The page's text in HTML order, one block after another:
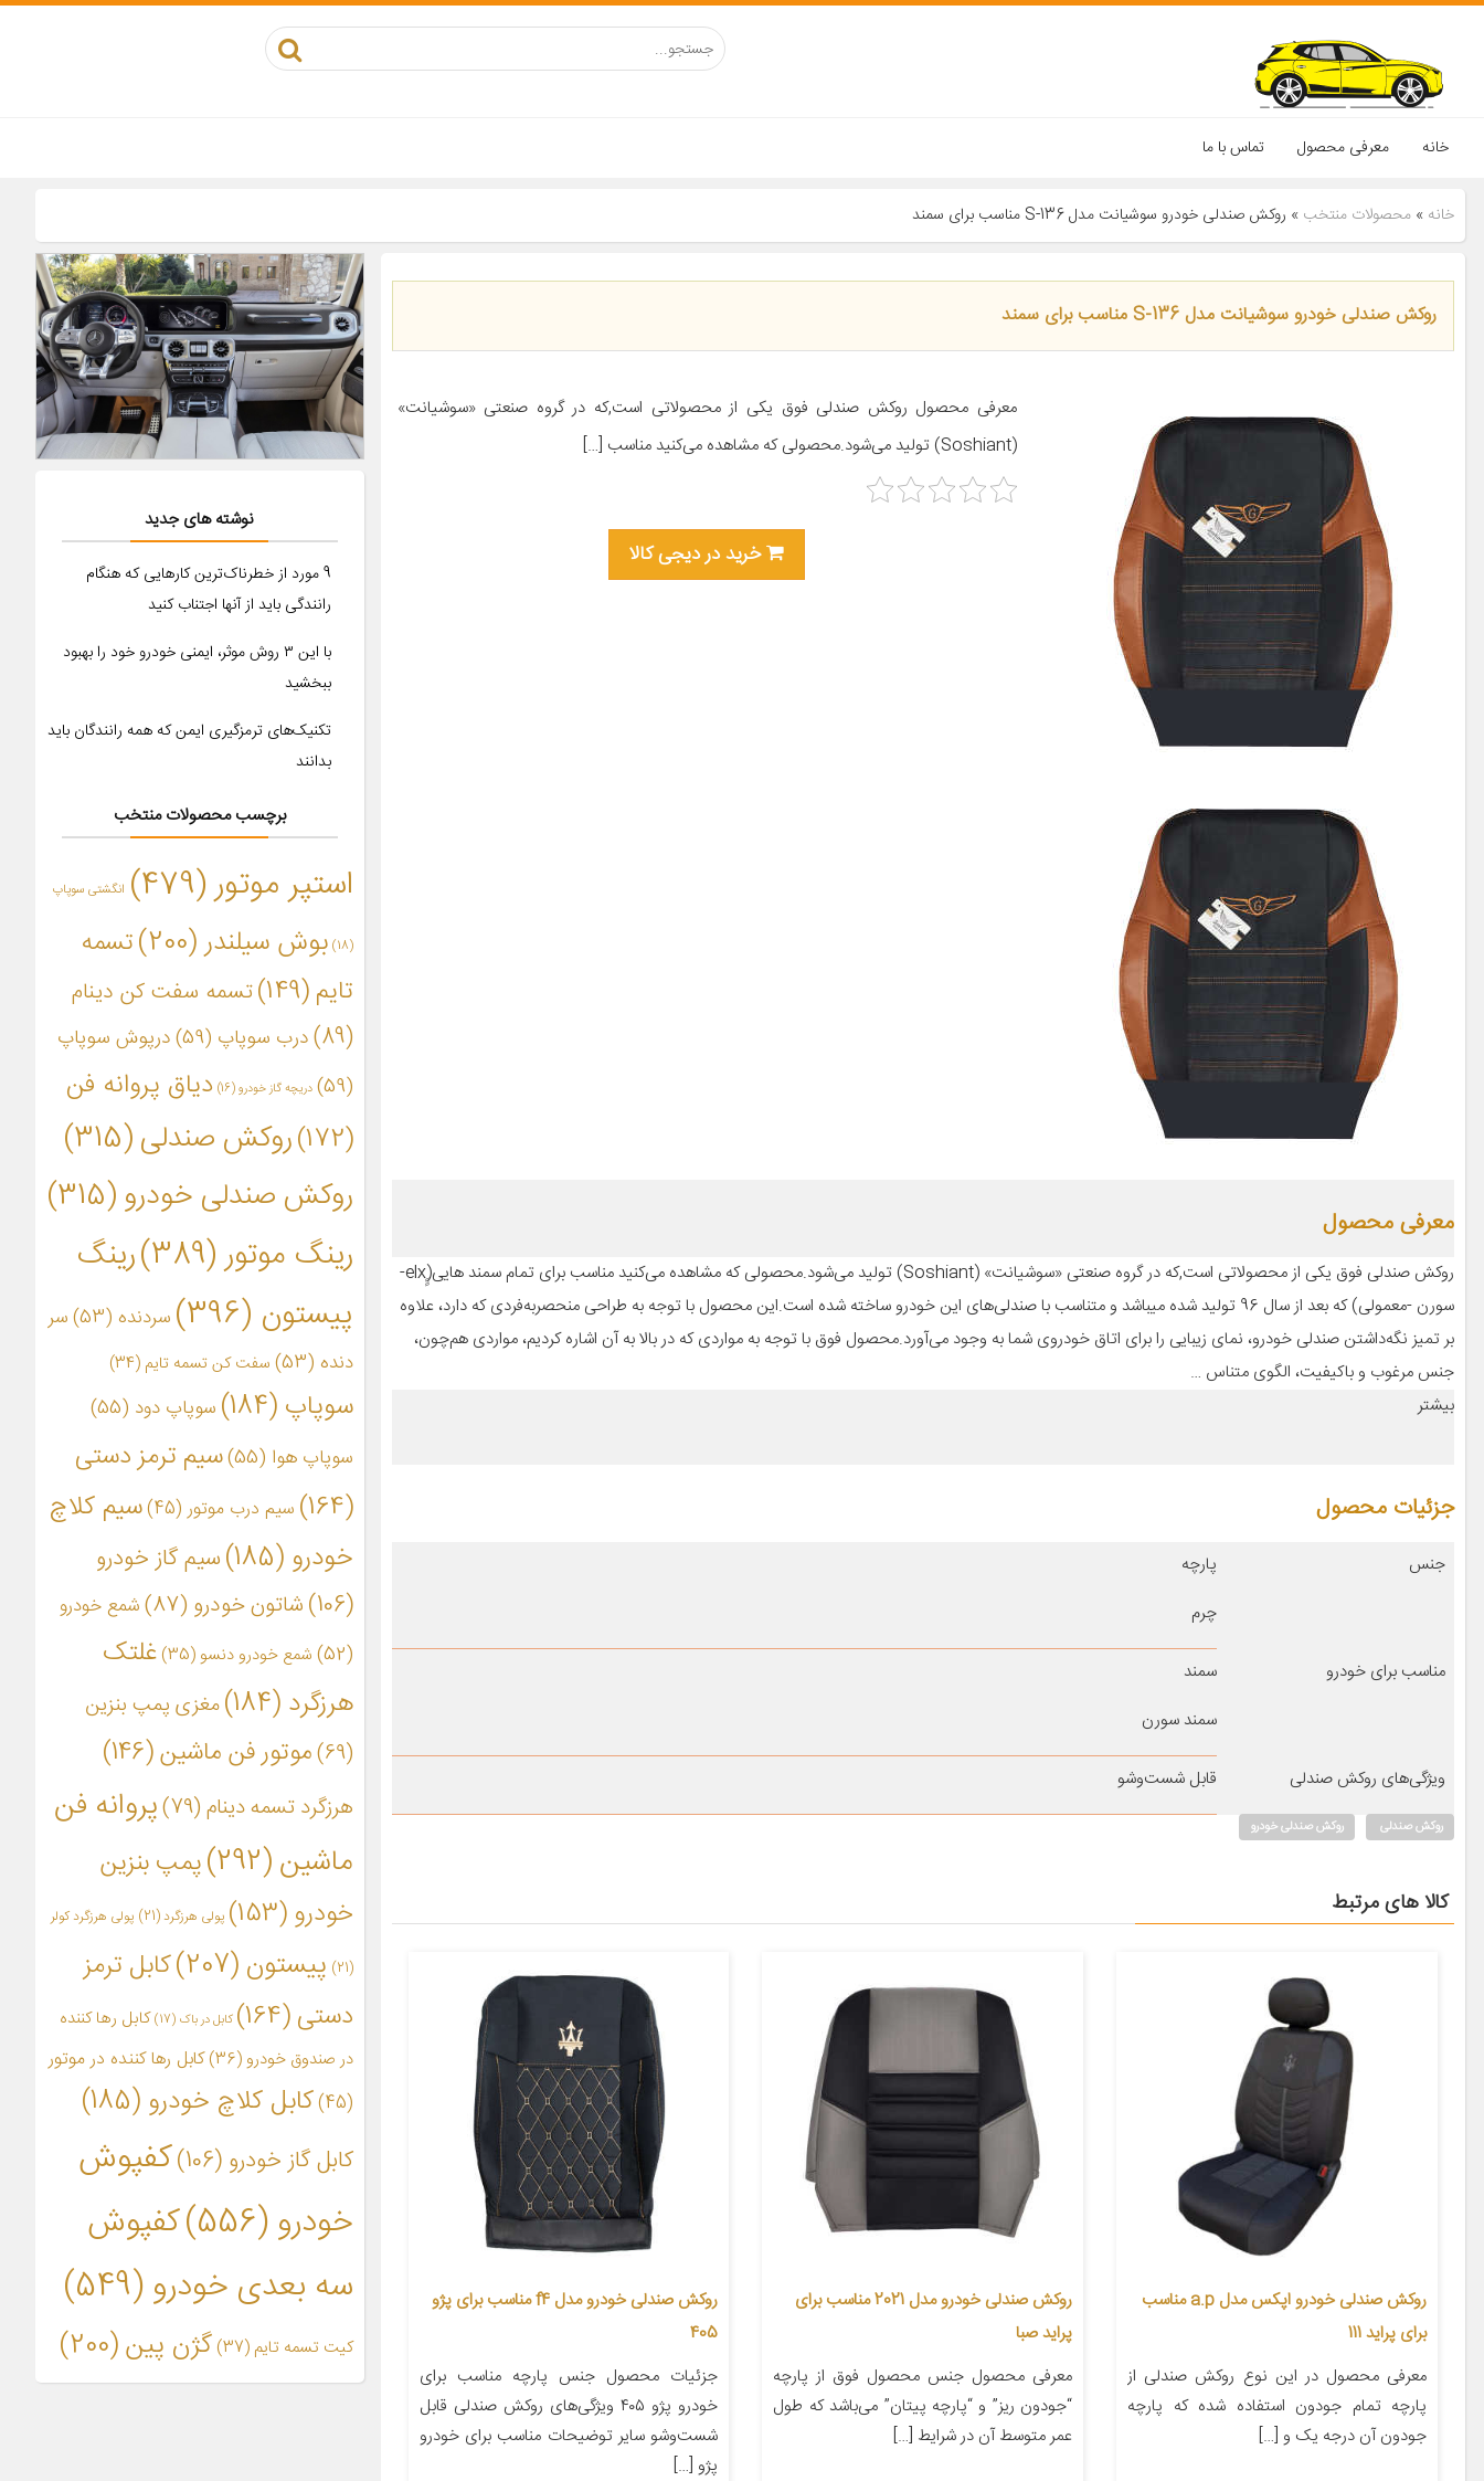
خانه معرفی محصول تماس با ما
خانه » محصولات منتخب » روکش صندلی خودرو سوشیانت مدل S-136 مناسب برای سمند
روکش صندلی خودرو سوشیانت مدل S-136 مناسب برای سمند
معرفی محصول روکش صندلی فوق یکی از محصولاتی است,که در گروه صنعتی «سوشیانت»
(Soshiant) تولید می‌شود.محصولی که مشاهده می‌کنید مناسب […]
خرید در دیجی کالا
معرفی محصول
روکش صندلی فوق یکی از محصولاتی است,که در گروه صنعتی «سوشیانت» (Soshiant) تولید می‌شود.محصولی که مشاهده می‌کنید مناسب برای تمام سمند هایی(ٍٍelx-
سورن -معمولی) که بعد از سال 96 تولید شده میباشد و متناسب با صندلی‌های این خودرو ساخته شده است.این محصول با توجه به طراحی منحصربه‌فردی که دارد، علاوه
بر تمیز نگه‌داشتن صندلی خودرو، نمای زیبایی را برای اتاق خودروی شما به وجود می‌آورد.محصول فوق با توجه به مواردی که در بالا به آن اشاره کردیم، مواردی هم‌چون،
جنس مرغوب و باکیفیت، الگوی متناس …
بیشتر
جزئیات محصول
جنس
پارچه
چرم
مناسب برای خودرو
سمند
سمند سورن
ویژگی‌های روکش صندلی قابل شست‌وشو
روکش صندلی روکش صندلی خودرو
کالا های مرتبط
روکش صندلی خودرو اپکس مدل a.p مناسب
برای پراید 111
معرفی محصول در این نوع روکش صندلی از
پارچه تمام جودون استفاده شده که پارچه
جودون آن درجه یک و […]
روکش صندلی خودرو مدل 2021 مناسب برای
پراید صبا
معرفی محصول جنس محصول فوق از پارچه
“جودون ریز” و “پارچه پیتان” می‌باشد که طول
عمر متوسط آن در شرایط […]
روکش صندلی خودرو مدل f4 مناسب برای پژو
405
جزئیات محصول جنس پارچه مناسب برای
خودرو پژو ۴۰۵ ویژگی‌های روکش صندلی قابل
شست‌وشو سایر توضیحات مناسب برای خودرو
پژو […]
نوشته های جدید
9 مورد از خطرناک‌ترین کارهایی که هنگام
رانندگی باید از آنها اجتناب کنید
با این ۳ روش موثر، ایمنی خودرو خود را بهبود
ببخشید
تکنیک‌های ترمزگیری ایمن که همه رانندگان باید
بدانند
برچسب محصولات منتخب
استپر موتور(479) انگشتی سوپاپ
(18) بوش سیلندر (200)
تسمه
تایم(149)
تسمه سفت کن دینام
(89)
درب سوپاپ (59)
درپوش سوپاپ
(59)
دریچه گاز خودرو(16)
دیاق پروانه فن
(172)
روکش صندلی(315)
روکش صندلی خودرو(315)
رینگ موتور(389)
رینگ
پیستون (396) سردنده (53)
سر
دنده (53) سفت کن تسمه تایم (34)
سوپاپ (184) سوپاپ دود (55)
سوپاپ هوا (55)
سیم ترمز دستی
(164)
سیم درب موتور(45)
سیم کلاچ
خودرو (185)
سیم گاز خودرو
(106)
شاتون خودرو (87)
شمع خودرو
(52)
شمع خودرو دنسو (35)
غلتک
هرزگرد (184)
مغزی پمپ بنزین
(69)
موتور فن ماشین(146)
هرزگرد تسمه دینام(79)
پروانه فن
ماشین(292)
پمپ بنزین
خودرو(153) پولی هرزگرد(21) پولی هرزگرد کولر
(21) پیستون (207)
کابل ترمز
دستی(164) کابل در باک (17)
کابل رها کننده
در صندوق خودرو (36)
کابل رها کننده در موتور
(45)
کابل کلاچ خودرو (185)
کابل گاز خودرو (106)
کفپوش
خودرو(556)
کفپوش
سه بعدی خودرو(549)
کیت تسمه تایم (37) گژن پین(200)